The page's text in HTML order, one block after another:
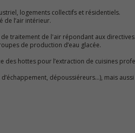
logements collectifs et résidentiels.
l’air intérieur.
traitement de l'air répondant aux
de production d’eau glacée.
hottes pour l’extraction de cuisines
dépoussiéreurs…), mais